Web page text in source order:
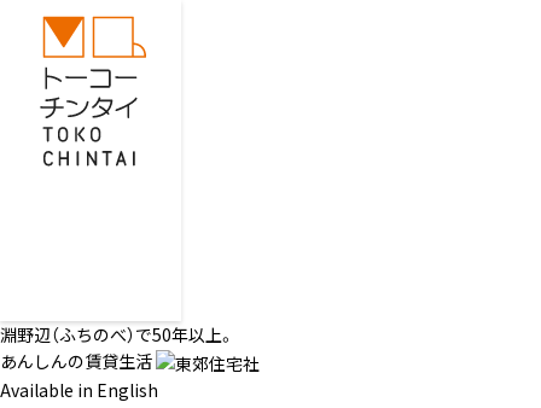
淵野辺（ふちのべ）で50年以上。
あんしんの賃貸生活
Available in English